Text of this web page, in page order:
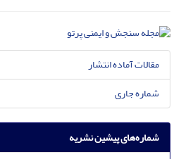
مقالات آماده انتشار
شماره جاری
شماره‌های پیشین نشریه